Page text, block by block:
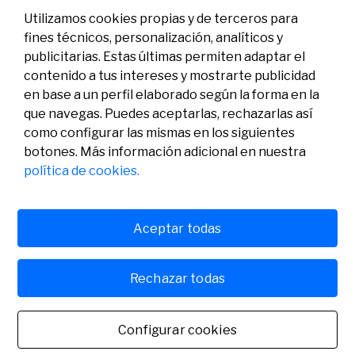
Legal
Aviso legal
Política de privacidad
Actividad
Convocatorias
Premios
Social
© Fundación Banco Sabadell 2024 todos los derechos
Utilizamos cookies propias y de terceros para
fines técnicos, personalización, analíticos y
publicitarias. Estas últimas permiten adaptar el
contenido a tus intereses y mostrarte publicidad
en base a un perfil elaborado según la forma en la
que navegas. Puedes aceptarlas, rechazarlas así
como configurar las mismas en los siguientes
botones. Más información adicional en nuestra
política de cookies.
Configurar cookies
Rechazar todas
Aceptar todas